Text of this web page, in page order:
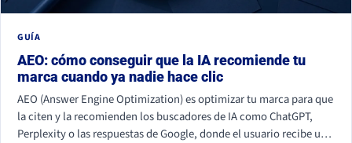
GUÍA
AEO: cómo conseguir que la IA recomiende tu
marca cuando ya nadie hace clic
AEO (Answer Engine Optimization) es optimizar tu marca para que
la citen y la recomienden los buscadores de IA como ChatGPT,
Perplexity o las respuestas de Google, donde el usuario recibe una